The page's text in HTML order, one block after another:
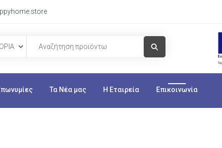
Visit Link
Τα Νέα μας Η Εταιρεία Επικοινωνία